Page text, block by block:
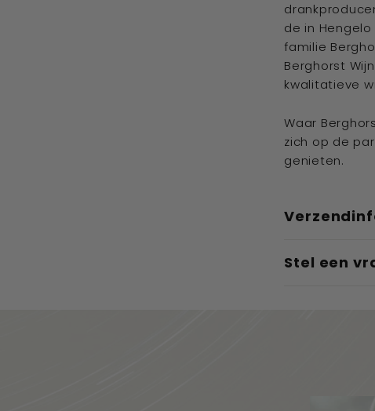
de in
familie
Berghorst
kwalitatieve
Waar
zich op de
genieten.
Stel een